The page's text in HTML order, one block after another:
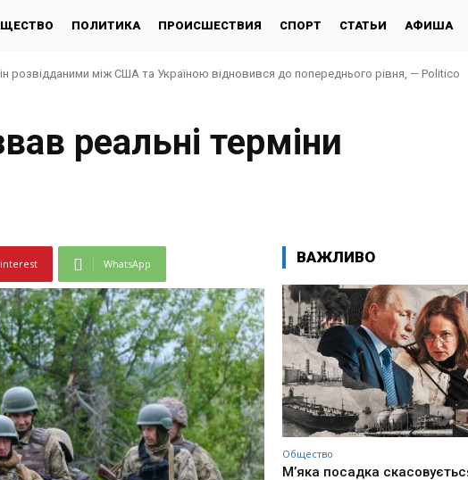
ПОЛИТИКА ПРОИСШЕСТВИЯ СПОРТ СТАТЬИ АФИША
розвідданими між США та Україною відновився до попереднього рівня, — Politico
реальні терміни
WhatsApp ВАЖЛИВО
Общество
М’яка посадка